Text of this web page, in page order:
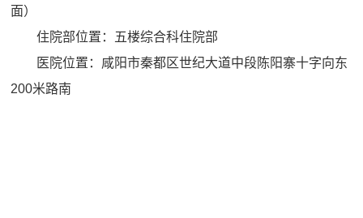
面）
住院部位置：五楼综合科住院部
医院位置：咸阳市秦都区世纪大道中段陈阳寨十字向东
200米路南